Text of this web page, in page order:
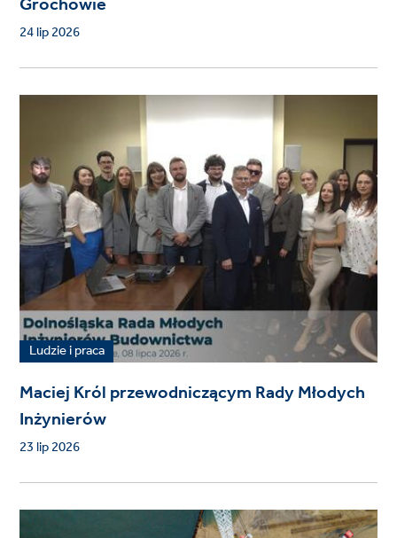
24 lip 2026
Ludzie i praca
Maciej Król przewodniczącym Rady Młodych
Inżynierów
23 lip 2026